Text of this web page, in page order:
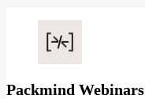
Packmind Webinars